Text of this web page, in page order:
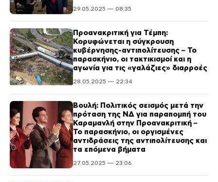
29.05.2025 — 08:35
Προανακριτική για Τέμπη:
Κορυφώνεται η σύγκρουση
κυβέρνησης-αντιπολίτευσης – Το
παρασκήνιο, οι τακτικισμοί και η
αγωνία για τις «γαλάζιες» διαρροές
28.05.2025 — 22:34
Βουλή: Πολιτικός σεισμός μετά την
πρόταση της ΝΔ για παραπομπή του
Καραμανλή στην Προανακριτική –
Το παρασκήνιο, οι οργισμένες
αντιδράσεις της αντιπολίτευσης και
τα επόμενα βήματα
27.05.2025 — 23:06